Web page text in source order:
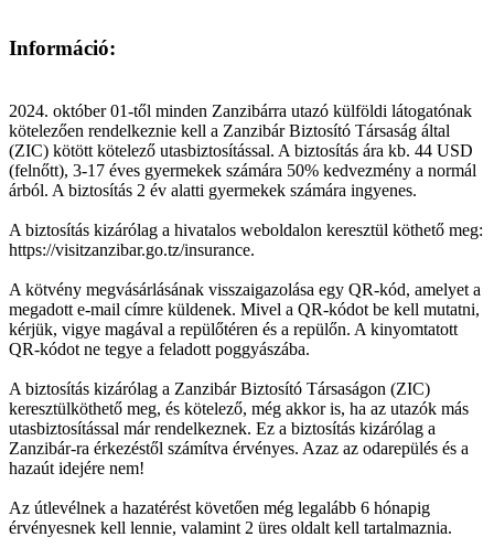
Információ:
2024. október 01-től minden Zanzibárra utazó külföldi látogatónak
kötelezően rendelkeznie kell a Zanzibár Biztosító Társaság által
(ZIC) kötött kötelező utasbiztosítással. A biztosítás ára kb. 44 USD
(felnőtt), 3-17 éves gyermekek számára 50% kedvezmény a normál
árból. A biztosítás 2 év alatti gyermekek számára ingyenes.
A biztosítás kizárólag a hivatalos weboldalon keresztül köthető meg:
https://visitzanzibar.go.tz/insurance.
A kötvény megvásárlásának visszaigazolása egy QR-kód, amelyet a
megadott e-mail címre küldenek. Mivel a QR-kódot be kell mutatni,
kérjük, vigye magával a repülőtéren és a repülőn. A kinyomtatott
QR-kódot ne tegye a feladott poggyászába.
A biztosítás kizárólag a Zanzibár Biztosító Társaságon (ZIC)
keresztülköthető meg, és kötelező, még akkor is, ha az utazók más
utasbiztosítással már rendelkeznek. Ez a biztosítás kizárólag a
Zanzibár-ra érkezéstől számítva érvényes. Azaz az odarepülés és a
hazaút idejére nem!
Az útlevélnek a hazatérést követően még legalább 6 hónapig
érvényesnek kell lennie, valamint 2 üres oldalt kell tartalmaznia.